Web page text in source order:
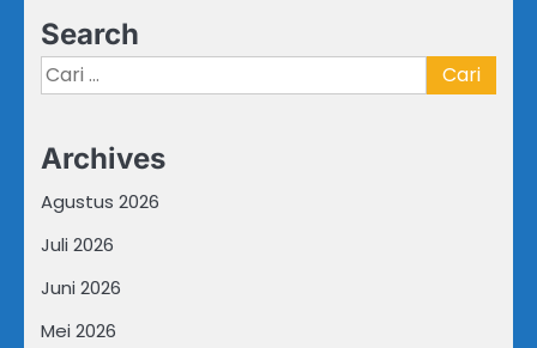
Search
Cari
untuk:
Archives
Agustus 2026
Juli 2026
Juni 2026
Mei 2026